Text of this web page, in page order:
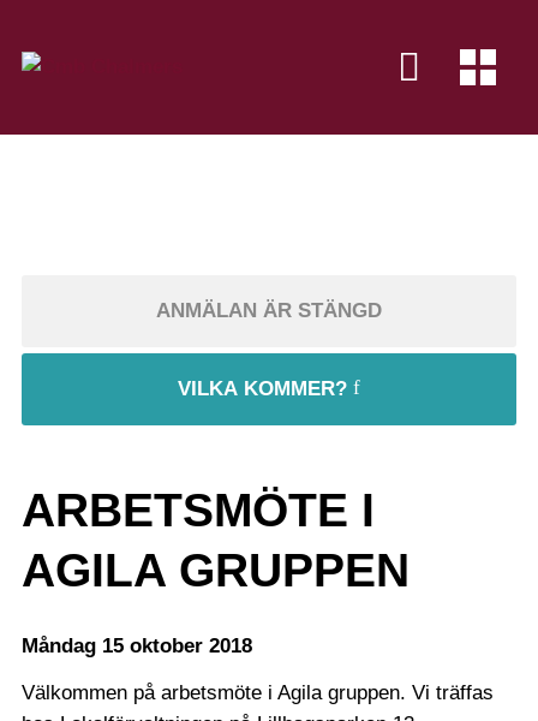
ANMÄLAN ÄR STÄNGD
VILKA KOMMER?
ARBETSMÖTE I
AGILA GRUPPEN
Måndag 15 oktober 2018
Välkommen på arbetsmöte i Agila gruppen. Vi träffas